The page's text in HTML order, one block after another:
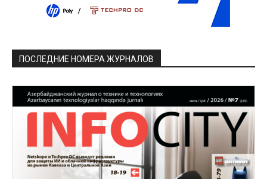
ПОСЛЕДНИЕ НОМЕРА ЖУРНАЛОВ